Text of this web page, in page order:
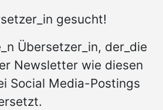
gesucht!
Übersetzer_in, der_die
Newsletter wie diesen
Social Media-Postings